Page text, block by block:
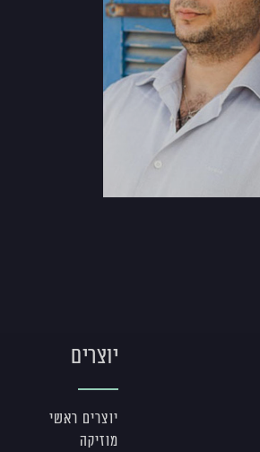
יוצרים
יוצרים ראשי
מוזיקה